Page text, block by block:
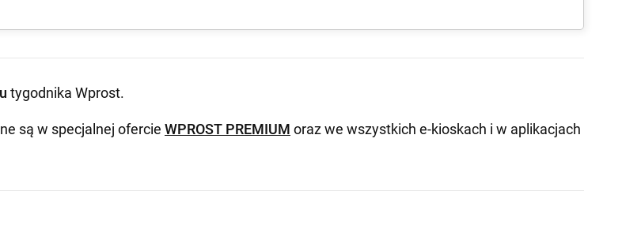
tygodnika Wprost.
są w specjalnej ofercie WPROST PREMIUM oraz we wszystkich e-kioskach i w aplikacjach